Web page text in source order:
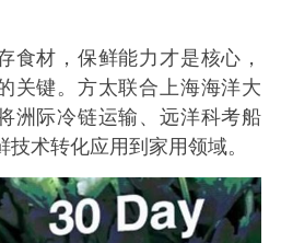
材，保鲜能力才是核心，
关键。方太联合上海海洋大
洲际冷链运输、远洋科考船
技术转化应用到家用领域。